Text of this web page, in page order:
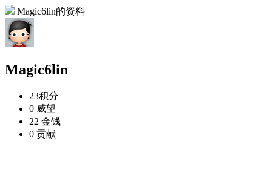
Magic6lin的资料
Magic6lin
23积分
0 威望
22 金钱
0 贡献